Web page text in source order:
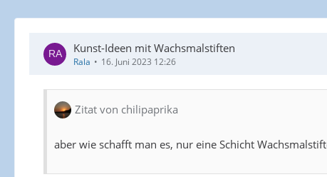
Kunst-Ideen mit Wachsmalstiften
Rala 16. Juni 2023 12:26
Zitat von chilipaprika
aber wie schafft man es, nur eine Schicht